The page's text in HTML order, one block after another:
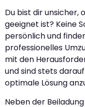
Du bist dir unsicher,
geeignet ist? Keine
persönlich und
professionelles
mit den
und sind stets
optimale Lösung
Neben der